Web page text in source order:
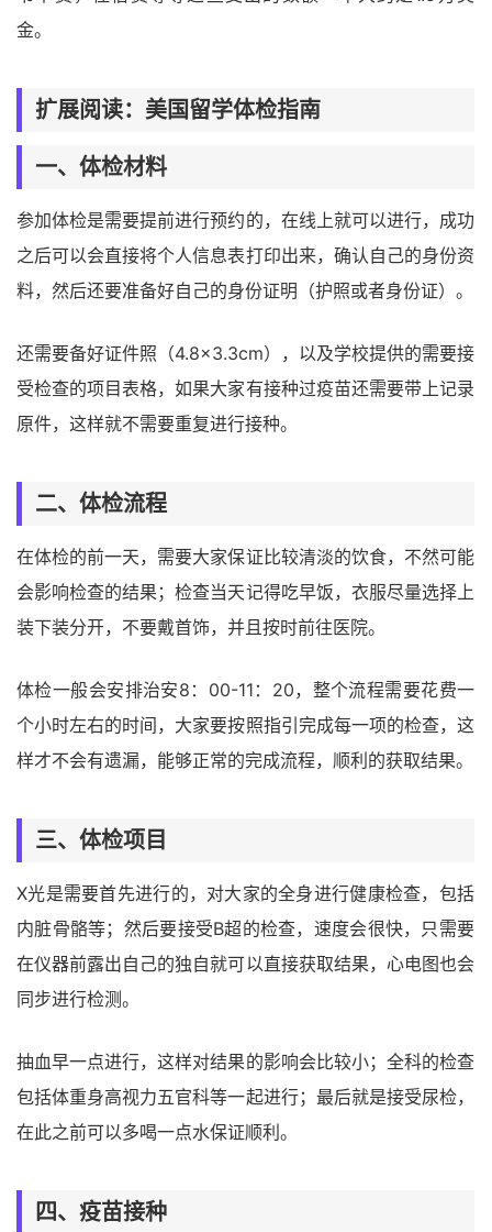
金。
扩展阅读：美国留学体检指南
一、体检材料
参加体检是需要提前进行预约的，在线上就可以进行，成功
之后可以会直接将个人信息表打印出来，确认自己的身份资
料，然后还要准备好自己的身份证明（护照或者身份证）。
还需要备好证件照（4.8×3.3cm），以及学校提供的需要接
受检查的项目表格，如果大家有接种过疫苗还需要带上记录
原件，这样就不需要重复进行接种。
二、体检流程
在体检的前一天，需要大家保证比较清淡的饮食，不然可能
会影响检查的结果；检查当天记得吃早饭，衣服尽量选择上
装下装分开，不要戴首饰，并且按时前往医院。
体检一般会安排治安8：00-11：20，整个流程需要花费一
个小时左右的时间，大家要按照指引完成每一项的检查，这
样才不会有遗漏，能够正常的完成流程，顺利的获取结果。
三、体检项目
X光是需要首先进行的，对大家的全身进行健康检查，包括
内脏骨骼等；然后要接受B超的检查，速度会很快，只需要
在仪器前露出自己的独自就可以直接获取结果，心电图也会
同步进行检测。
抽血早一点进行，这样对结果的影响会比较小；全科的检查
包括体重身高视力五官科等一起进行；最后就是接受尿检，
在此之前可以多喝一点水保证顺利。
四、疫苗接种